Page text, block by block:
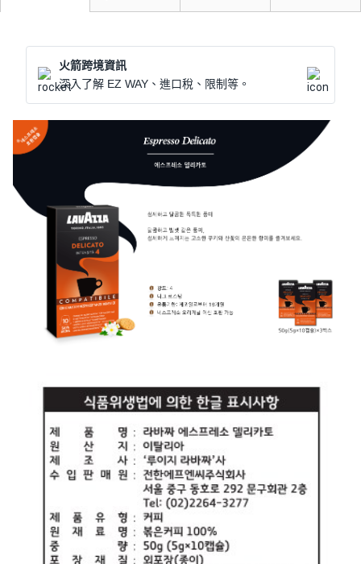
火箭跨境資訊
深入了解 EZ WAY、進口稅、限制等。